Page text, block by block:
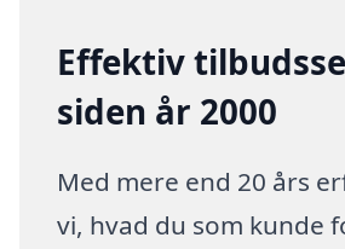
Effektiv
siden år 2000
Med mere end 20 års
vi, hvad du som kunde